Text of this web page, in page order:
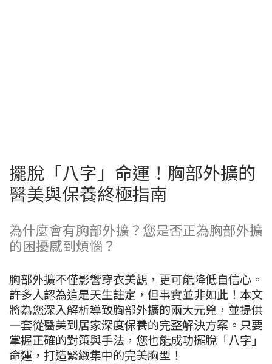
擺脫「八字」命運！胸部外擴的
醫美與保養終極指南
為什麼會有胸部外擴？您是否正為胸部外擴
的困擾感到煩惱？
胸部外擴不僅影響穿衣美觀，更可能降低自信心。
許多人認為這是天生註定，但事實並非如此！本文
將為您深入解析導致胸部外擴的兩大元兇，並提供
一套從醫美到居家深度保養的完整解決方案。只要
掌握正確的對策與手法，您也能成功擺脫「八字」
命運，打造緊緻集中的完美胸型！